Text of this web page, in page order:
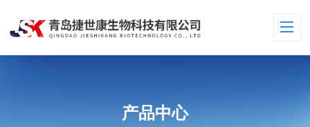
产品中心